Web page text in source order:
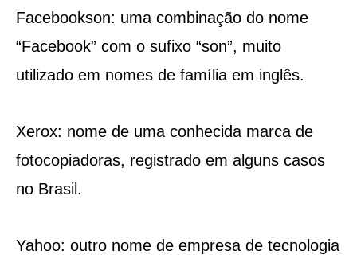
Facebookson: uma combinação do nome
“Facebook” com o sufixo “son”, muito
utilizado em nomes de família em inglês.
Xerox: nome de uma conhecida marca de
fotocopiadoras, registrado em alguns casos
no Brasil.
Yahoo: outro nome de empresa de tecnologia